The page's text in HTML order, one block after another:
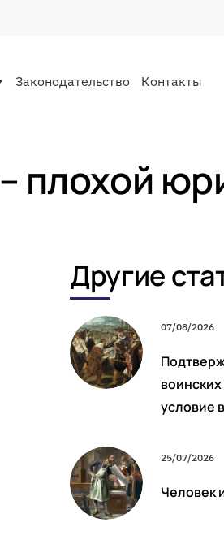
Законодательство Контакты
плохой
Другие
07/08/2026
условие
25/07/2026
Человек